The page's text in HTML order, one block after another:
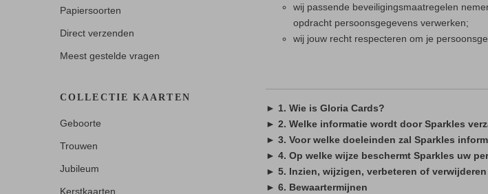
Papiersoorten
Direct verzenden
Meest gestelde vragen
COLLECTIE KAARTEN
Geboorte
Trouwen
Jubileum
Kerstkaarten
wij passende beveiligingsmaatregelen
opdracht persoonsgegevens verwerken;
wij jouw recht respecteren om je
► 1. Wie is Gloria Cards?
► 2. Welke informatie wordt door Sparkles
► 3. Voor welke doeleinden zal Sparkles
► 4. Op welke wijze beschermt Sparkles uw
► 5. Inzien, wijzigen, verbeteren of
► 6. Bewaartermijnen